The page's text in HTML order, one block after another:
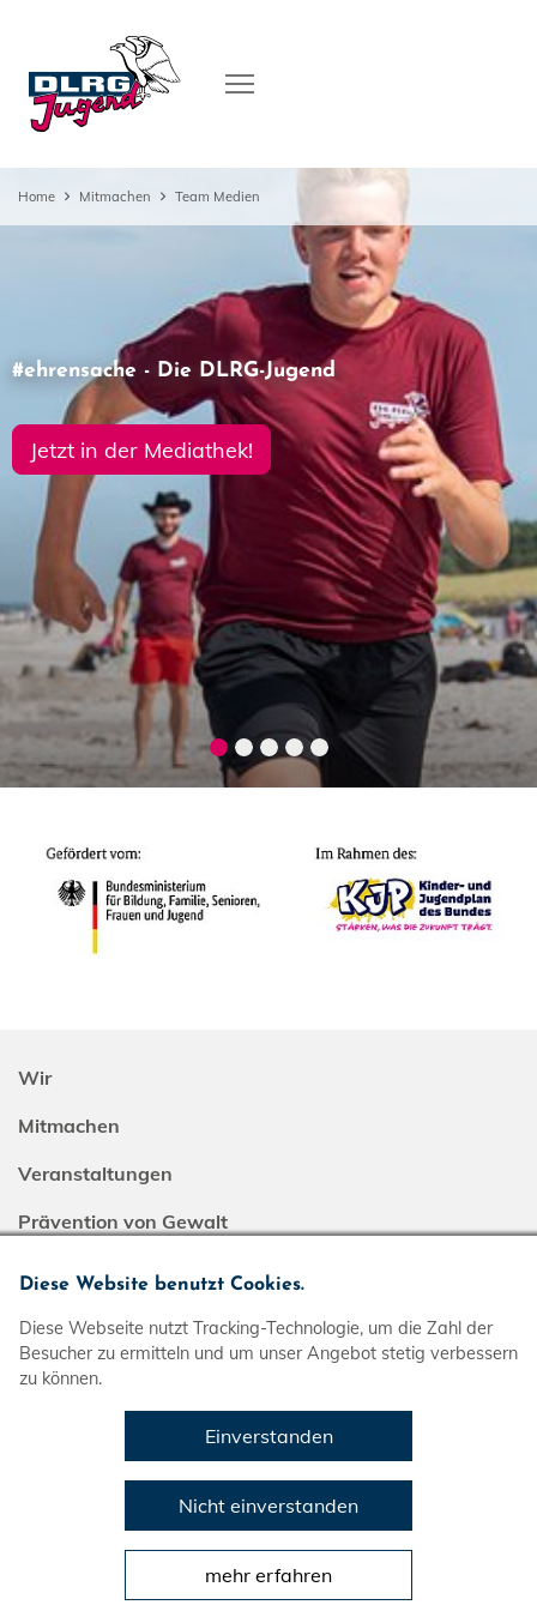
Home Mitmachen Team Medien
#ehrensache - Die DLRG-Jugend
Jetzt in der Mediathek!
Diese Website benutzt Cookies.
Diese Webseite nutzt Tracking-Technologie, um die Zahl der
Besucher zu ermitteln und um unser Angebot stetig verbessern
zu können.
Einverstanden
Nicht einverstanden
mehr erfahren
Wir
Mitmachen
Veranstaltungen
Prävention von Gewalt
Bundesebene
Spendenkonto
IBAN: DE08 2559 1413 7307 6767 00
BIC: GENODEF1BCK
in den sozialen Netzwerken